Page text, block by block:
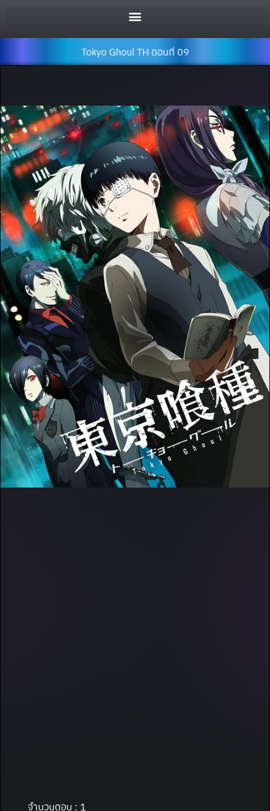
Tokyo Ghoul TH ตอนที่ 09
จำนวนตอน : 1